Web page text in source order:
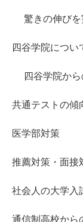
驚きの伸び
四谷学院につい
四谷学院か
共通テストの傾
医学部対策
推薦対策・面接
社会人の大学入
通信制高校から